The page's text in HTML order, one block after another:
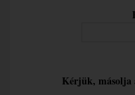
Kérjük, másolja